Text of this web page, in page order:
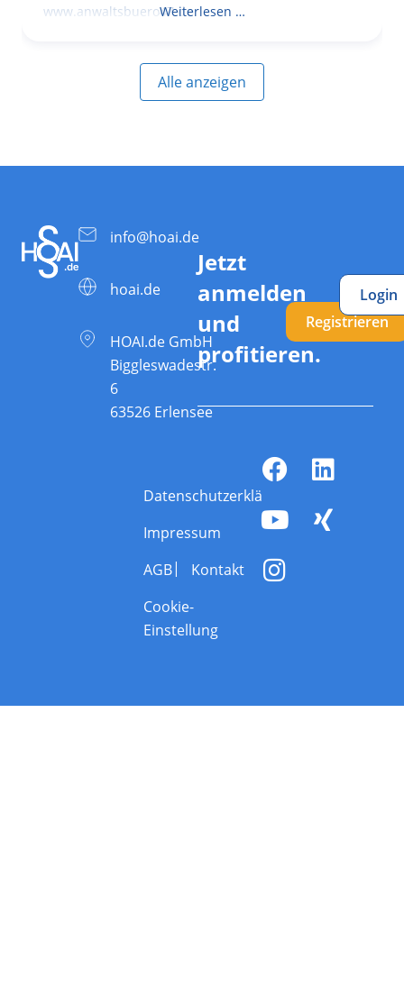
www.anwaltsbuero47.deWeiterlesen …
Alle anzeigen
info@hoai.de
hoai.de
HOAI.de GmbH
Biggleswadestr.
6
63526 Erlensee
Jetzt
anmelden
und
profitieren.
Registrieren
Login
Datenschutzerklärung
Impressum
AGB
Kontakt
Cookie-
Einstellung